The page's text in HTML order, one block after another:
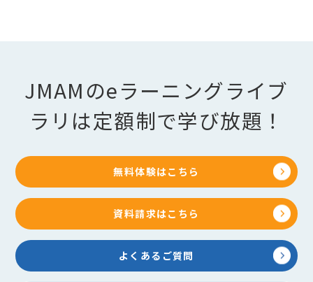
JMAMのeラーニングライブ
ラリは定額制で学び放題！
無料体験はこちら
資料請求はこちら
よくあるご質問